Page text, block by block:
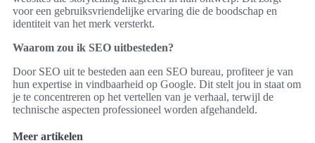
voor een gebruiksvriendelijke ervaring die de boodschap en
identiteit van het merk versterkt.
Waarom zou ik SEO uitbesteden?
Door SEO uit te besteden aan een SEO bureau, profiteer je van
hun expertise in vindbaarheid op Google. Dit stelt jou in staat om
je te concentreren op het vertellen van je verhaal, terwijl de
technische aspecten professioneel worden afgehandeld.
Meer artikelen